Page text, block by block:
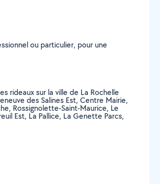
ou particulier, pour une
rideaux sur la ville de La Rochelle
des Salines Est, Centre Mairie,
Rossignolette-Saint-Maurice, Le
Est, La Pallice, La Genette Parcs,